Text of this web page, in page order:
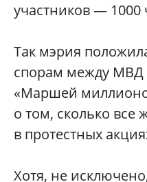
участников — 1000
Так мэрия
спорам между МВД
«Маршей
о том, сколько все
в протестных
Хотя, не